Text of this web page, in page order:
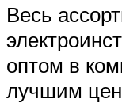
Весь
оптом в
лучшим